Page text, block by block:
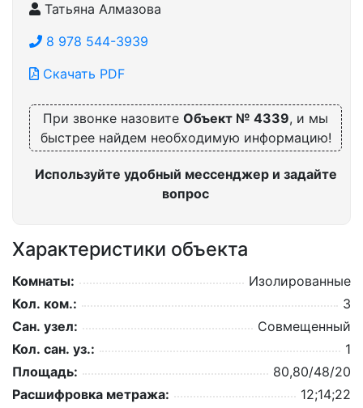
Татьяна Алмазова
8 978 544-3939
Скачать PDF
При звонке назовите Объект № 4339, и мы
быстрее найдем необходимую информацию!
Используйте удобный мессенджер и задайте
вопрос
Характеристики объекта
Комнаты:
Изолированные
Кол. ком.:
3
Сан. узел:
Совмещенный
Кол. сан. уз.:
1
Площадь:
80,80/48/20
Расшифровка метража:
12;14;22